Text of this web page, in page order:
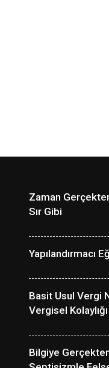
Zaman
Sır Gibi
Yapılandırmacı
Basit Usul Vergi
Vergisel Kolaylığı
Bilgiye